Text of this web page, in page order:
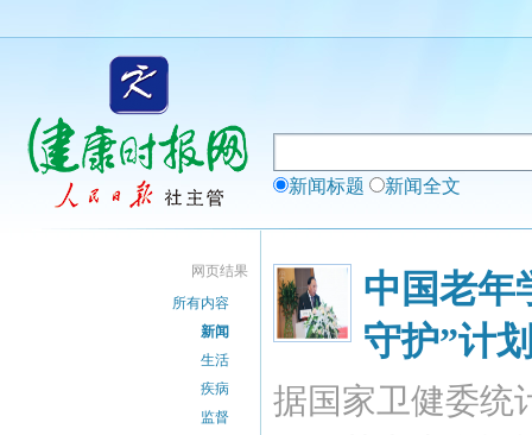
新闻标题 新闻全文
网页结果
所有内容
新闻
生活
疾病
监督
中国老年
守护”计
据国家卫健委统